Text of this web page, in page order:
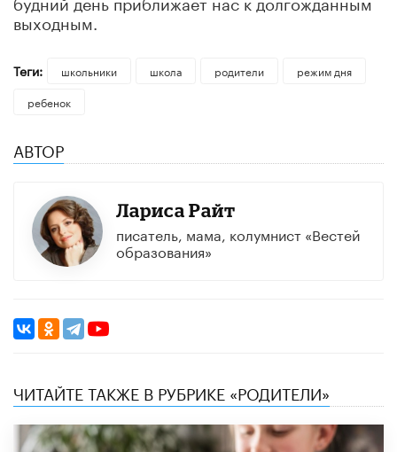
выходным.
Теги: школьники школа родители
режим дня
ребенок
АВТОР
Лариса Райт
писатель, мама, колумнист «Вестей
образования»
ЧИТАЙТЕ ТАКЖЕ В РУБРИКЕ «РОДИТЕЛИ»